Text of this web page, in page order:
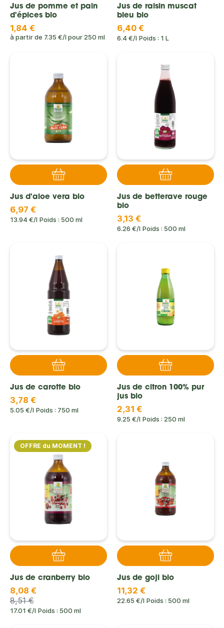
Jus de pomme et pain
d'épices bio
1,84 €
à partir de 7.35 €/l pour250 ml
Jus de raisin muscat
bleu bio
6,40 €
6.4 €/l Poids : 1 L
Jus d'aloe vera bio
6,97 €
13.94 €/l Poids : 500 ml
Jus de betterave rouge
bio
3,13 €
6.26 €/l Poids : 500 ml
Jus de carotte bio
3,78 €
5.05 €/l Poids : 750 ml
Jus de citron 100% pur
jus bio
2,31 €
9.25 €/l Poids : 250 ml
OFFRE du MOMENT !
Jus de cranberry bio
8,08 €
8,51 €
17.01 €/l Poids : 500 ml
Jus de goji bio
11,32 €
22.65 €/l Poids : 500 ml